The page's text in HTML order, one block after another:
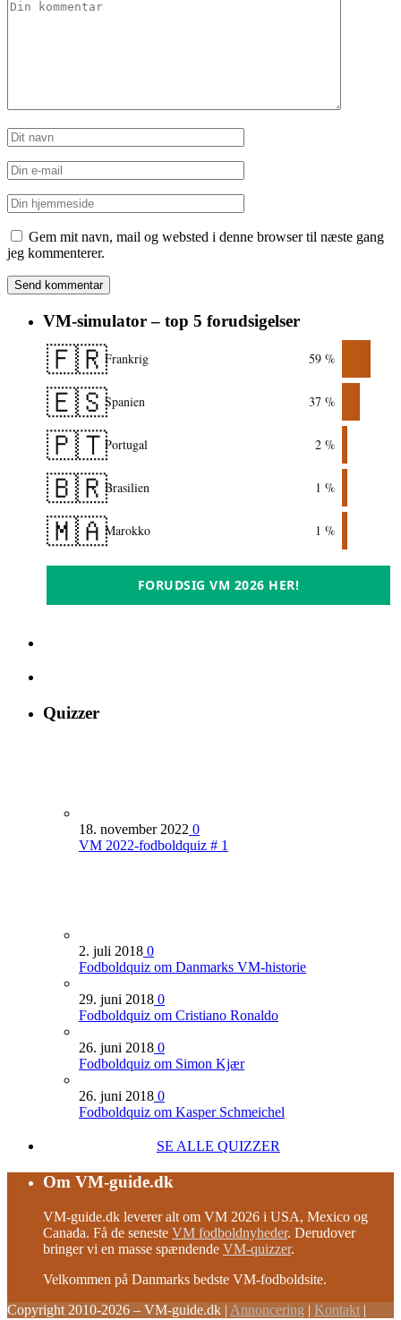
Gem mit navn, mail og websted i denne browser til næste gang
jeg kommenterer.
VM-simulator – top 5 forudsigelser
🇫🇷Frankrig 59 %
🇪🇸Spanien 37 %
🇵🇹Portugal 2 %
🇧🇷Brasilien 1 %
🇲🇦Marokko 1 %
FORUDSIG VM 2026 HER!
Quizzer
18. november 2022 0
VM 2022-fodboldquiz # 1
2. juli 2018 0
Fodboldquiz om Danmarks VM-historie
29. juni 2018 0
Fodboldquiz om Cristiano Ronaldo
26. juni 2018 0
Fodboldquiz om Simon Kjær
26. juni 2018 0
Fodboldquiz om Kasper Schmeichel
SE ALLE QUIZZER
Om VM-guide.dk
VM-guide.dk leverer alt om VM 2026 i USA, Mexico og
Canada. Få de seneste VM fodboldnyheder. Derudover
bringer vi en masse spændende VM-quizzer.
Velkommen på Danmarks bedste VM-fodboldsite.
Copyright 2010-2026 – VM-guide.dk | Annoncering | Kontakt |